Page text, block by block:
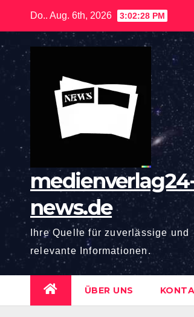
springen
Do.. Aug. 6th, 2026 3:02:29 PM
news.de
Ihre Quelle für zuverlässige und
relevante Informationen.
ÜBER UNS